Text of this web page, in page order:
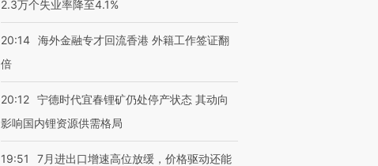
2.3万个失业率降至4.1%
20:14 海外金融专才回流香港 外籍工作签证翻
倍
20:12 宁德时代宜春锂矿仍处停产状态 其动向
影响国内锂资源供需格局
19:51
7月进出口增速高位放缓，价格驱动还能